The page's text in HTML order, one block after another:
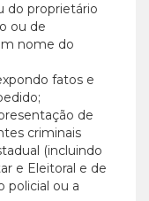
do proprietário
ou de
nome do
fatos e
de
criminais
(incluindo
e Eleitoral e de
policial ou a